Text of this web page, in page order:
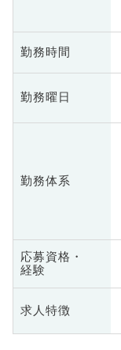
勤務時間
勤務曜日
勤務体系
応募資格・
経験
求人特徴